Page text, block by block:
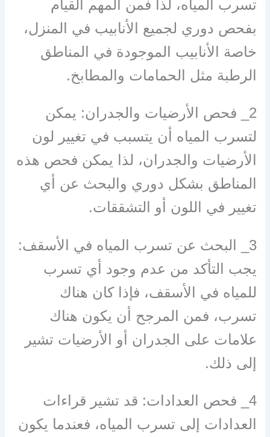
تسرب المياه، لذا فمن المهم القيام
بفحص دوري لجميع الأنابيب في المنزل،
خاصة الأنابيب الموجودة في المناطق
الرطبة مثل الحمامات والمطابخ.
2_ فحص الأرضيات والجدران: يمكن
لتسرب المياه أن يتسبب في تغيير لون
الأرضيات والجدران، لذا يمكن فحص هذه
المناطق بشكل دوري والبحث عن أي
تغيير في اللون أو التشققات.
3_ البحث عن تسرب المياه في الأسقف:
يجب التأكد من عدم وجود أي تسرب
للمياه في الأسقف، فإذا كان هناك
تسرب، فمن المرجح أن يكون هناك
علامات على الجدران أو الأرضيات تشير
إلى ذلك.
4_ فحص العدادات: قد تشير قراءات
العدادات إلى تسرب المياه، فعندما يكون